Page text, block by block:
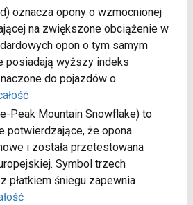
oznacza opony o wzmocnionej
na zwiększone obciążenie w
opon o tym samym
posiadają wyższy indeks
do pojazdów o
Peak Mountain Snowflake) to
potwierdzające, że opona
i została przetestowana
Symbol trzech
płatkiem śniegu zapewnia